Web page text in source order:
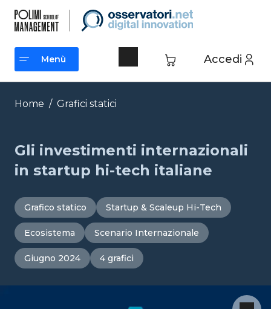
contenuto
Accedi
Menù
Menù
Home / Grafici statici
Gli investimenti internazionali
in startup hi-tech italiane
Grafico statico Startup & Scaleup Hi-Tech
Ecosistema Scenario Internazionale
Giugno 2024 4 grafici